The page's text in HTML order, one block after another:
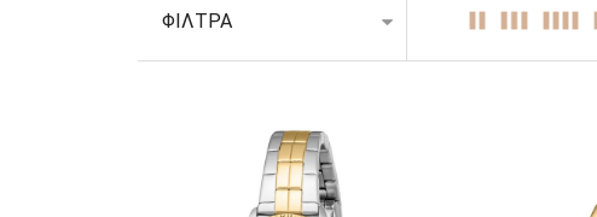
κίτρινο χρυσό, μαύρο και ροζ χρυσό. Αυτά τα χρώματα
συλλογή Animalier αναδεικνύει εξωτικά μοτίβα ζώων,
ενέργεια της άγριας φύσης. Αυτές οι ζωντανές
έναν αέρα αβίαστης κομψότητας. Η συλλογή SET
χρωματικούς συνδυασμούς όπως μπλε, χρυσό και
κάνουν μια δήλωση με τα αξεσουάρ τους.
ΦΙΛΤΡΑ